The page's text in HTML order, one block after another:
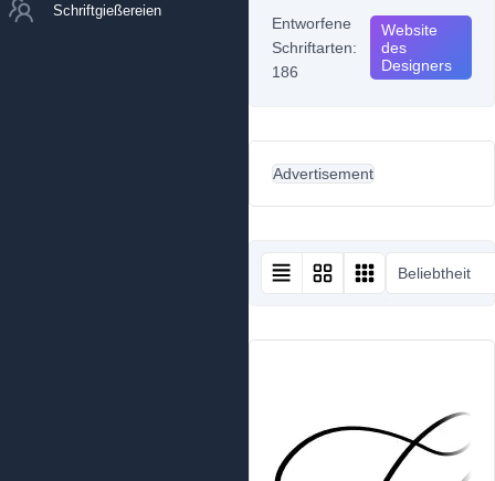
Schriftgießereien
Entworfene
Schriftarten:
186
Website
des
Designers
Advertisement
Beliebtheit